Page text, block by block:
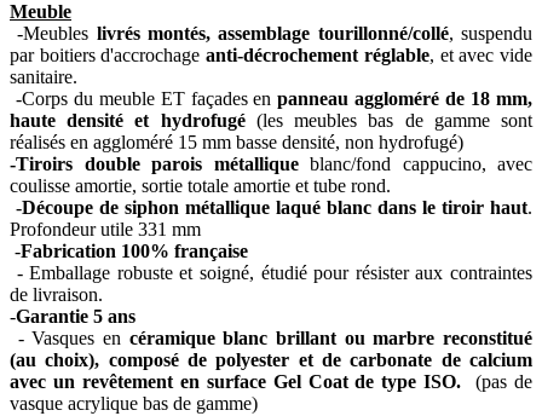
Meuble
-Meubles livrés montés, assemblage tourillonné/collé, suspendu
par boitiers d'accrochageanti-décrochement réglable, et avec vide
sanitaire.
-Corps du meuble ET façades enpanneau aggloméré de 18 mm,
haute densité et hydrofugé (les meubles bas de gamme sont
réalisés en aggloméré 15 mm basse densité, non hydrofugé)
-Tiroirs double parois métallique blanc/fond cappucino, avec
coulisse amortie, sortie totale amortie et tube rond.
-Découpe de siphon métallique laqué blanc dans le tiroir haut.
Profondeur utile 331 mm
-Fabrication 100% française
- Emballage robuste et soigné, étudié pour résister aux contraintes
de livraison.
-Garantie 5 ans
- Vasques en céramique blanc brillant ou marbre reconstitué
(au choix), composé de polyester et de carbonate de calcium
avec un revêtement en surface Gel Coat de type ISO. (pas de
vasque acrylique bas de gamme)